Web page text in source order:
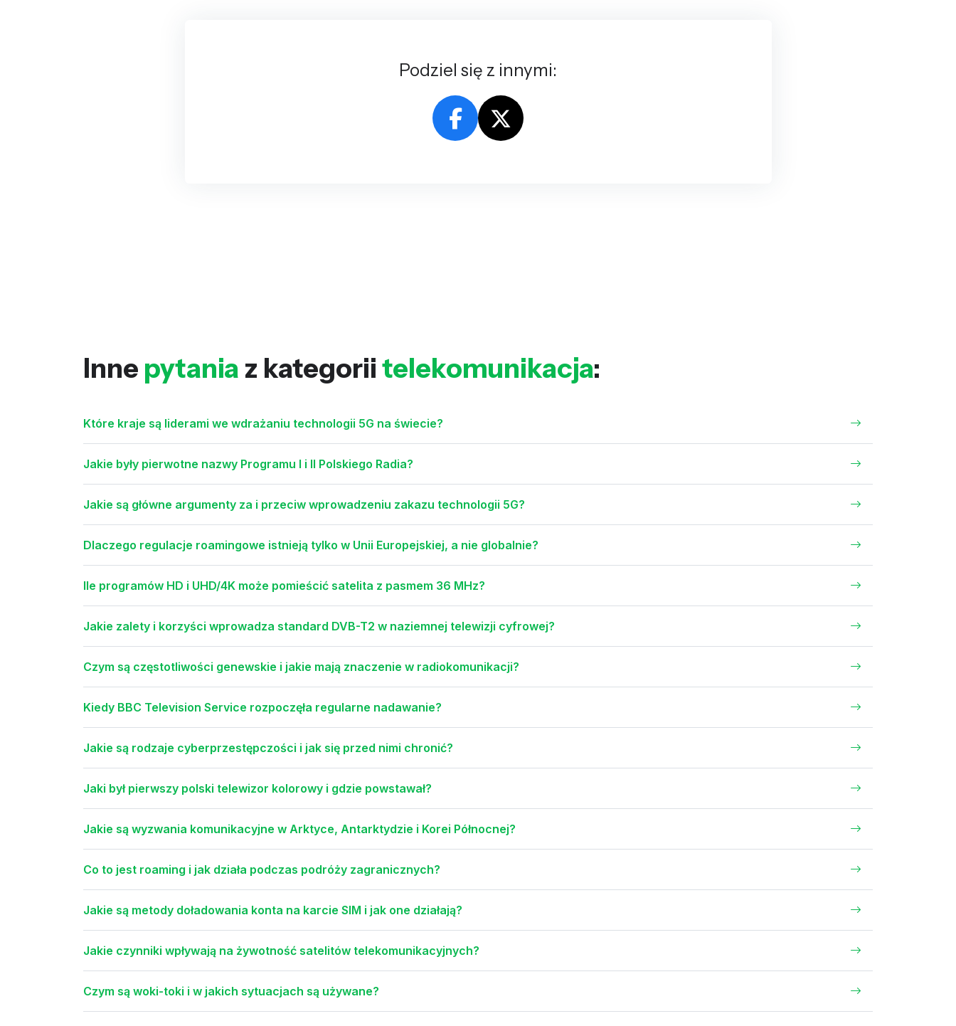
Podziel się z innymi:
Inne pytania z kategoriitelekomunikacja:
Które kraje są liderami we wdrażaniu technologii 5G na świecie?
Jakie były pierwotne nazwy Programu I i II Polskiego Radia?
Jakie są główne argumenty za i przeciw wprowadzeniu zakazu technologii 5G?
Dlaczego regulacje roamingowe istnieją tylko w Unii Europejskiej, a nie globalnie?
Ile programów HD i UHD/4K może pomieścić satelita z pasmem 36 MHz?
Jakie zalety i korzyści wprowadza standard DVB-T2 w naziemnej telewizji cyfrowej?
Czym są częstotliwości genewskie i jakie mają znaczenie w radiokomunikacji?
Kiedy BBC Television Service rozpoczęła regularne nadawanie?
Jakie są rodzaje cyberprzestępczości i jak się przed nimi chronić?
Jaki był pierwszy polski telewizor kolorowy i gdzie powstawał?
Jakie są wyzwania komunikacyjne w Arktyce, Antarktydzie i Korei Północnej?
Co to jest roaming i jak działa podczas podróży zagranicznych?
Jakie są metody doładowania konta na karcie SIM i jak one działają?
Jakie czynniki wpływają na żywotność satelitów telekomunikacyjnych?
Czym są woki-toki i w jakich sytuacjach są używane?